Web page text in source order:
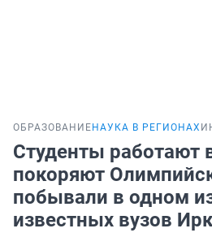
ОБРАЗОВАНИЕ НАУКА В РЕГИОНАХ
Студенты работают
покоряют
побывали в одном
известных вузов